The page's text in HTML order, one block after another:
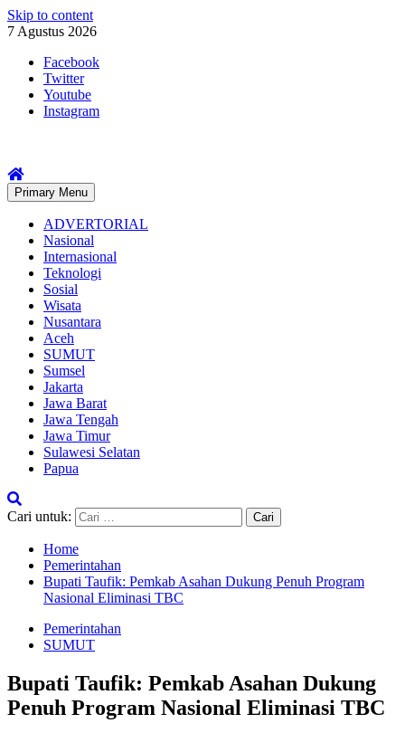
Skip to content
7 Agustus 2026
Facebook
Twitter
Youtube
Instagram
Primary Menu
ADVERTORIAL
Nasional
Internasional
Teknologi
Sosial
Wisata
Nusantara
Aceh
SUMUT
Sumsel
Jakarta
Jawa Barat
Jawa Tengah
Jawa Timur
Sulawesi Selatan
Papua
Cari untuk:
Home
Pemerintahan
Bupati Taufik: Pemkab Asahan Dukung Penuh Program
Nasional Eliminasi TBC
Pemerintahan
SUMUT
Bupati Taufik: Pemkab Asahan Dukung
Penuh Program Nasional Eliminasi TBC